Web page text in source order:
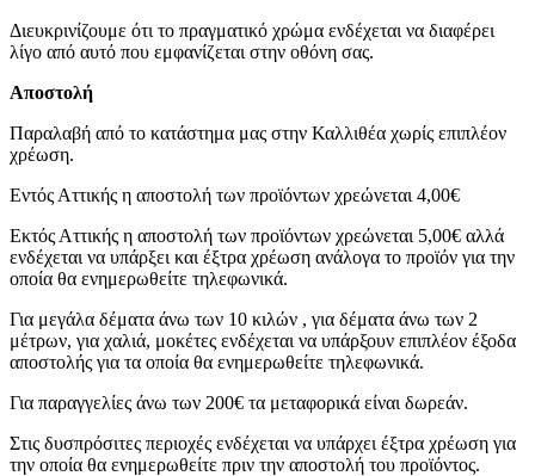
Διευκρινίζουμε ότι το πραγματικό χρώμα ενδέχεται να διαφέρει
λίγο από αυτό που εμφανίζεται στην οθόνη σας.
Αποστολή
Παραλαβή από το κατάστημα μας στην Καλλιθέα χωρίς επιπλέον
χρέωση.
Εντός Αττικής η αποστολή των προϊόντων χρεώνεται 4,00€
Εκτός Αττικής η αποστολή των προϊόντων χρεώνεται 5,00€ αλλά
ενδέχεται να υπάρξει και έξτρα χρέωση ανάλογα το προϊόν για την
οποία θα ενημερωθείτε τηλεφωνικά.
Για μεγάλα δέματα άνω των 10 κιλών , για δέματα άνω των 2
μέτρων, για χαλιά, μοκέτες ενδέχεται να υπάρξουν επιπλέον έξοδα
αποστολής για τα οποία θα ενημερωθείτε τηλεφωνικά.
Για παραγγελίες άνω των 200€ τα μεταφορικά είναι δωρεάν.
Στις δυσπρόσιτες περιοχές ενδέχεται να υπάρχει έξτρα χρέωση για
την οποία θα ενημερωθείτε πριν την αποστολή του προϊόντος.